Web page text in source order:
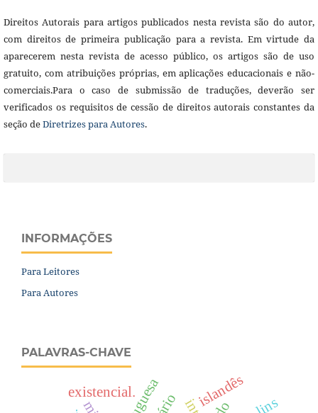
Direitos Autorais para artigos publicados nesta revista são do autor,
com direitos de primeira publicação para a revista. Em virtude da
aparecerem nesta revista de acesso público, os artigos são de uso
gratuito, com atribuições próprias, em aplicações educacionais e não-
comerciais.Para o caso de submissão de traduções, deverão ser
verificados os requisitos de cessão de direitos autorais constantes da
seção deDiretrizes para Autores.
INFORMAÇÕES
Para Leitores
Para Autores
PALAVRAS-CHAVE
existencial. islandês